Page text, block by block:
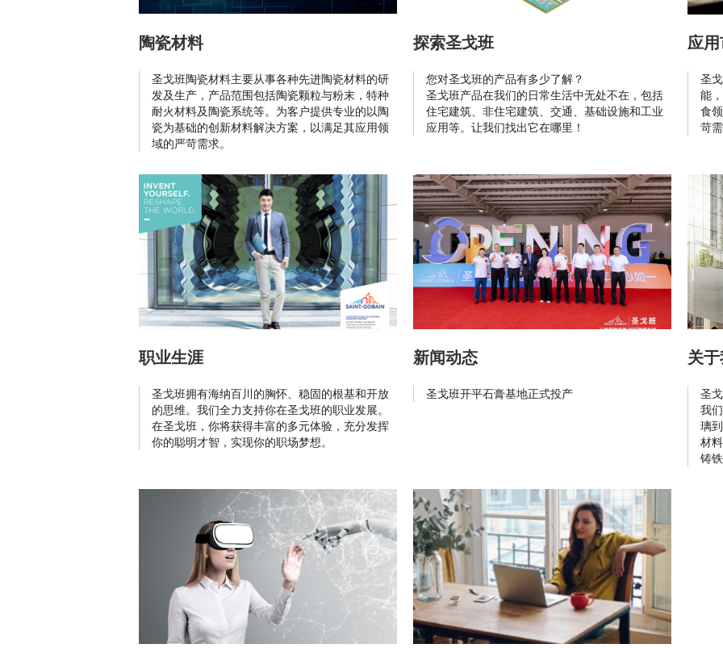
陶瓷材料
圣戈班陶瓷材料主要从事各种先进陶瓷材料的研
发及生产，产品范围包括陶瓷颗粒与粉末，特种
耐火材料及陶瓷系统等。为客户提供专业的以陶
瓷为基础的创新材料解决方案，以满足其应用领
域的严苛需求。
探索圣戈班
您对圣戈班的产品有多少了解？
圣戈班产品在我们的日常生活中无处不在，包括
住宅建筑、非住宅建筑、交通、基础设施和工业
应用等。让我们找出它在哪里！
应
圣
能
食
苛
职业生涯
圣戈班拥有海纳百川的胸怀、稳固的根基和开放
的思维。我们全力支持你在圣戈班的职业发展。
在圣戈班，你将获得丰富的多元体验，充分发挥
你的聪明才智，实现你的职场梦想。
新闻动态
圣戈班开平石膏基地正式投产
关
圣
我
璃
材
铸